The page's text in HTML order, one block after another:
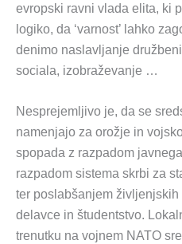
evropski ravni vlada elita, ki
logiko, da ‘varnost’ lahko
denimo naslavljanje
sociala, izobraževanje …
Nesprejemljivo je, da se
namenjajo za orožje in
spopada z razpadom
razpadom sistema skrbi za
ter poslabšanjem
delavce in študentstvo.
trenutku na vojnem NATO